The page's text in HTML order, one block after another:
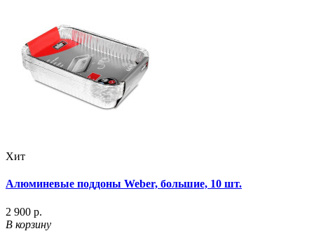
Хит
Алюминевые поддоны Weber, большие, 10 шт.
2 900 р.
В корзину